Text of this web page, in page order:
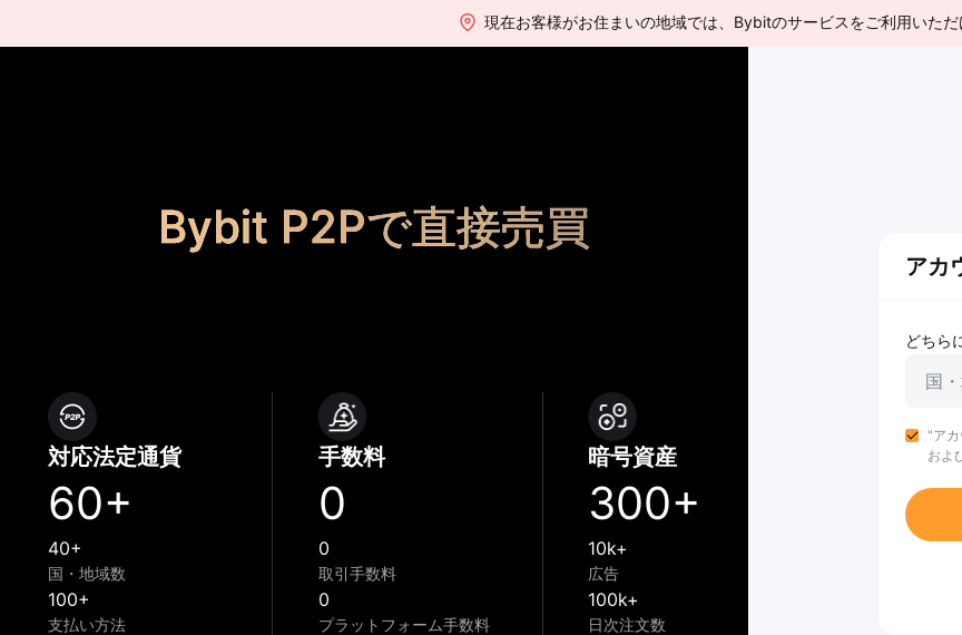
Bybit P2Pで直接売買
対応法定通貨
60+
40+
国・地域数
100+
支払い方法
手数料
0
0
取引手数料
0
プラットフォーム手数料
暗号資産
300+
10k+
広告
100k+
日次注文数
アカ
どちら
国
"ア
およ
現在お客様がお住まいの地域では、Bybitのサービスをご利用いただ